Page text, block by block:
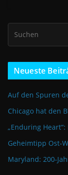
Neueste
Auf den Spuren
Chicago hat den
„Enduring
Geheimtipp Ost-
Maryland: 200-